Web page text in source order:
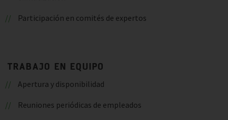
Participación en comités de expertos
TRABAJO EN EQUIPO
Apertura y disponibilidad
Reuniones periódicas de empleados